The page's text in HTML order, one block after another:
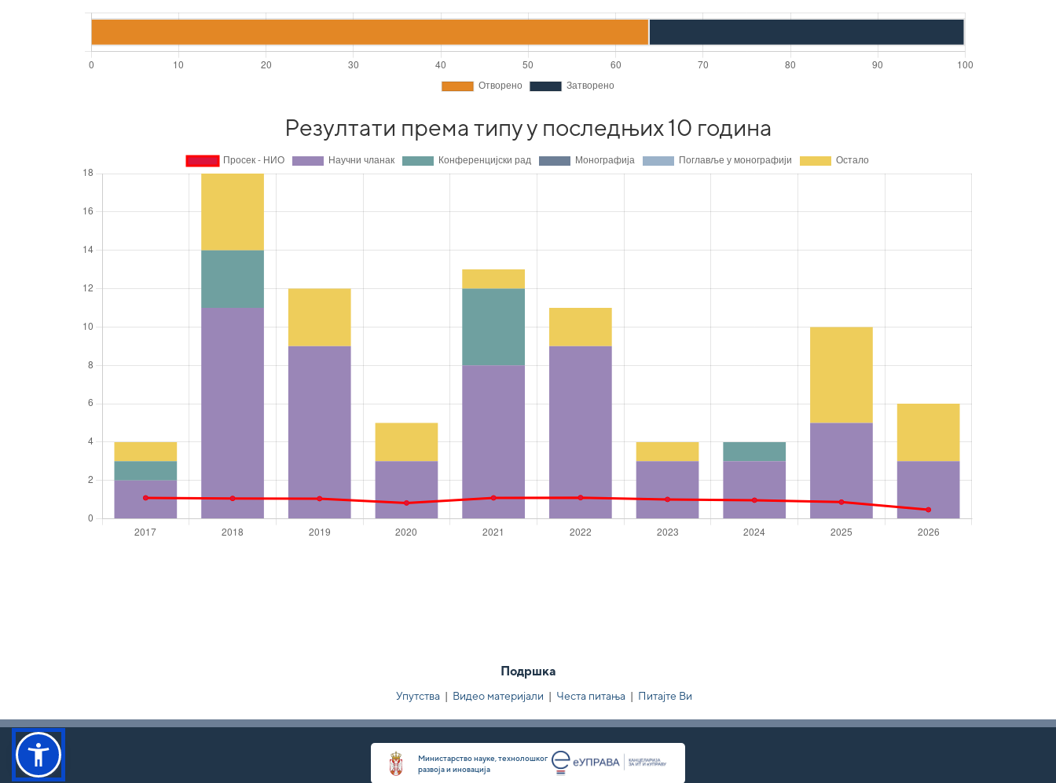
Резултати према типу у последњих 10 година
Подршка
Упутства | Видео материјали | Честа питања | Питајте Ви
Министарство науке, технолошког
развоја и иновација